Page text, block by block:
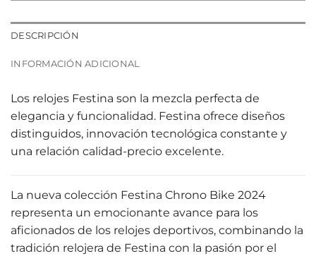
DESCRIPCIÓN
INFORMACIÓN ADICIONAL
Los relojes Festina son la mezcla perfecta de
elegancia y funcionalidad. Festina ofrece diseños
distinguidos, innovación tecnológica constante y
una relación calidad-precio excelente.
La nueva colección Festina Chrono Bike 2024
representa un emocionante avance para los
aficionados de los relojes deportivos, combinando la
tradición relojera de Festina con la pasión por el